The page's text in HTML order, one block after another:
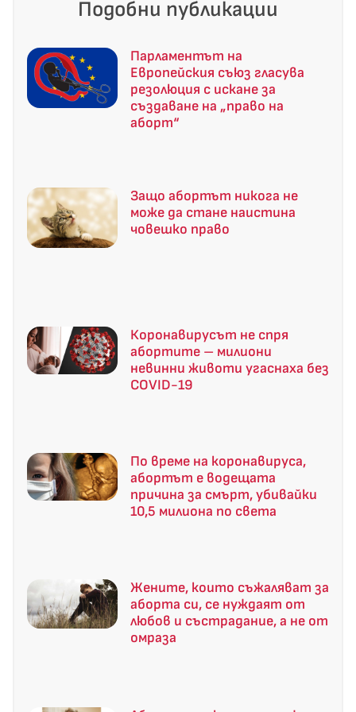
Подобни публикации
Парламентът на
Европейския съюз гласува
резолюция с искане за
създаване на „право на
аборт“
Защо абортът никога не
може да стане наистина
човешко право
Коронавирусът не спря
абортите – милиони
невинни животи угаснаха без
COVID-19
По време на коронавируса,
абортът е водещата
причина за смърт, убивайки
10,5 милиона по света
Жените, които съжаляват за
аборта си, се нуждаят от
любов и състрадание, а не от
омраза